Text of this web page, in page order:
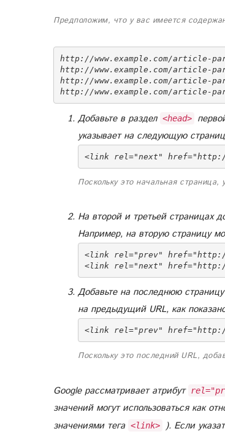
Предположим, что у вас имеется
http://www.example.com/article-
http://www.example.com/article-
http://www.example.com/article-
Добавьте в раздел <head>
указывает на следующую
<link rel="next" href="http://
Поскольку это начальная страница,
На второй и третьей страницах
Например, на вторую страницу
<link rel="prev" href="http://
Добавьте на последнюю
на предыдущий URL, как
<link rel="prev" href="http://
Поскольку это последний URL,
Google рассматривает атрибут
значений могут использоваться как
значениями тега <link> ). Если